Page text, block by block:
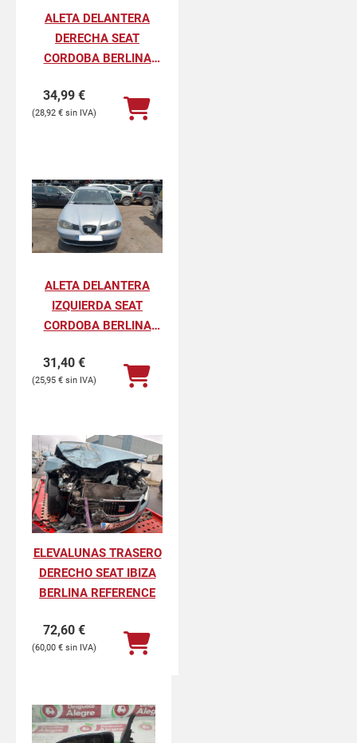
ALETA DELANTERA
DERECHA SEAT
CORDOBA BERLINA
34,99 €
28,92 €
ALETA DELANTERA
IZQUIERDA SEAT
CORDOBA BERLINA
31,40 €
25,95 €
ELEVALUNAS TRASERO
DERECHO SEAT IBIZA
BERLINA REFERENCE
72,60 €
60,00 €